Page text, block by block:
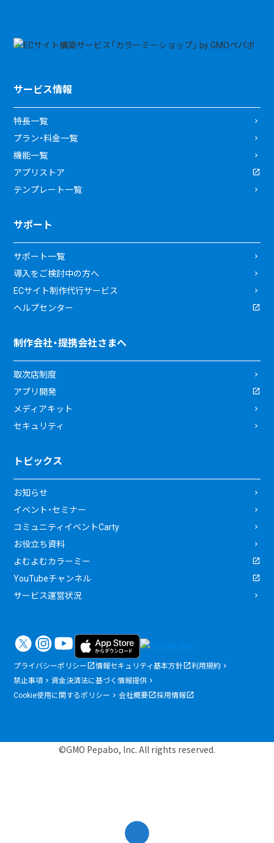
サービス情報
特長一覧
プラン・料金一覧
機能一覧
アプリストア
テンプレート一覧
サポート
サポート一覧
導入をご検討中の方へ
ECサイト制作代行サービス
ヘルプセンター
制作会社・提携会社さまへ
取次店制度
アプリ開発
メディアキット
セキュリティ
トピックス
お知らせ
イベント・セミナー
コミュニティイベントCarty
お役立ち資料
よむよむカラーミー
YouTubeチャンネル
サービス運営状況
プライバシーポリシー 情報セキュリティ基本方針
利用規約
禁止事項
資金決済法に基づく情報提供
Cookie使用に関するポリシー
会社概要 採用情報
©GMO Pepabo, Inc. All rights reserved.